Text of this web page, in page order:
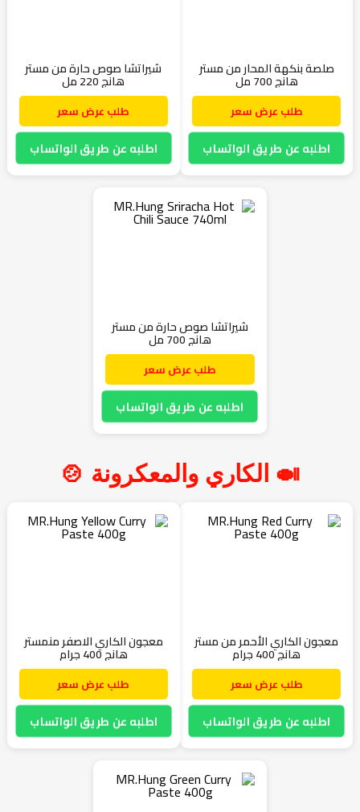
صلصة بنكهة المحار من مستر
هانج 700 مل
طلب عرض سعر
اطلبه عن طريق الواتساب
شيراتشا صوص حارة من مستر
هانج 220 مل
طلب عرض سعر
اطلبه عن طريق الواتساب
شيراتشا صوص حارة من مستر
هانج 700 مل
طلب عرض سعر
اطلبه عن طريق الواتساب
🍛 الكاري والمعكرونة 🍲
معجون الكاري الأحمر من مستر
هانج 400 جرام
طلب عرض سعر
اطلبه عن طريق الواتساب
معجون الكاري الاصفر منمستر
هانج 400 جرام
طلب عرض سعر
اطلبه عن طريق الواتساب